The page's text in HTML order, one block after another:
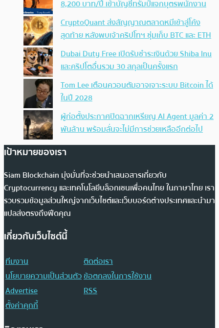
8,200 บาท/ปี เข้าบัญชีทรัมป์แจกบุตรพนักงาน
CryptoQuant ส่งสัญญาณตลาดหมีเข้าสู่โค้ง
สุดท้าย หลังพบเจ้าคริปโทฯ ซุ่มเก็บ BTC และ ETH
Dubai Duty Free เปิดรับชำระเงินด้วย Shiba Inu
และคริปโตอื่นรวม 30 สกุลเป็นครั้งแรก
Tom Lee เตือนควอนตัมอาจเจาะระบบ Bitcoin ได้
ในปี 2028
ผู้ก่อตั้งประกาศปิดฉากเหรียญ AI Agent มูลค่า 2
พันล้าน พร้อมลั่นจะไม่มีการช่วยเหลืออีกต่อไป
เป้าหมายของเรา
Siam Blockchain มุ่งมั่นที่จะช่วยนำเสนอสารเกี่ยวกับ
Cryptocurrency และเทคโนโลยีบล็อกเชนเพื่อคนไทย ในภาษาไทย เรา
รวบรวมข้อมูลส่วนใหญ่จากเว็บไซต์และเว็บบอร์ดต่างประเทศและนำมา
แปลส่งตรงถึงฟีดคุณ
เกี่ยวกับเว็บไซต์นี้
ทีมงาน
ติดต่อเรา
นโยบายความเป็นส่วนตัวข้อตกลงในการใช้งาน
Advertise
RSS
ตั้งค่าคุกกี้